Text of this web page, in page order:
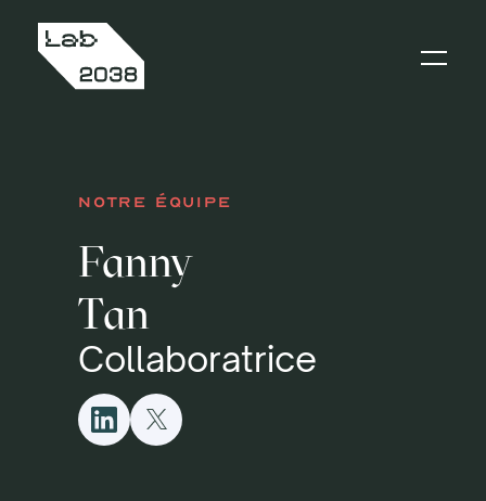
Notre Équipe
Fanny
Tan
Collaboratrice